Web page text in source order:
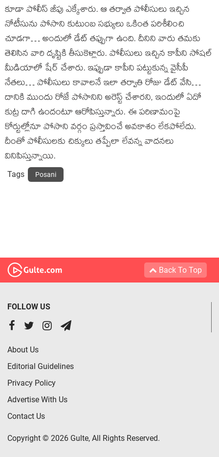
కూడా పోలీస్ జీపు ఎక్కేశారు. ఆ తర్వాత పోలీసులు ఇచ్చిన
నోటీసును పోసాని కుటుంబ సభ్యులు ఒకింత పరిశీలించి
చూడగా… అందులో డేట్ తప్పుగా ఉంది. దీనిని వారు తమకు
తెలిసిన వారి దృష్టికి తీసుకెళ్లారు. పోలీసులు ఇచ్చిన కాపీని సోషల్
మీడియాలో షేర్ చేశారు. ఇప్పుడా కాపీని పట్టుకున్న వైసీపీ
నేతలు… పోలీసులు కావాలనే ఇలా తర్వాతి రోజు డేట్ వేసి…
దానికి ముందు రోజే పోసానిని అరెస్ట్ చేశారని, ఇందులో ఏదో
కుట్ర దాగి ఉందంటూ ఆరోపిస్తున్నారు. ఈ పరిణామంపై
కోర్టుల్లోనూ పోసాని వర్గం ప్రస్తావించే అవకాశం లేకపోలేదు.
దీంతో పోలీసులకు చిక్కులు తప్పేలా లేవన్న వాదనలు
వినిపిస్తున్నాయి.
Tags Posani
Back To Top
FOLLOW US
About Us
Editorial Guidelines
Privacy Policy
Advertise With Us
Contact Us
Copyright © 2026 Gulte, All Rights Reserved.